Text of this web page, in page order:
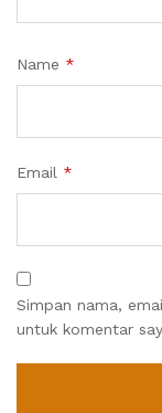
Name *
Email *
Simpan nama,
untuk komentar